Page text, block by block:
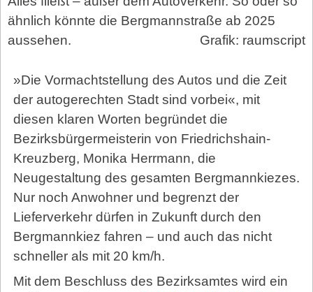
ähnlich könnte die Bergmannstraße ab 2025
aussehen.
Grafik: raumscript
»Die Vormachtstellung des Autos und die Zeit
der autogerechten Stadt sind vorbei«, mit
diesen klaren Worten begründet die
Bezirksbürgermeisterin von Friedrichshain-
Kreuzberg, Monika Herrmann, die
Neugestaltung des gesamten Bergmannkiezes.
Nur noch Anwohner und begrenzt der
Lieferverkehr dürfen in Zukunft durch den
Bergmannkiez fahren – und auch das nicht
schneller als mit 20 km/h.
Mit dem Beschluss des Bezirksamtes wird ein